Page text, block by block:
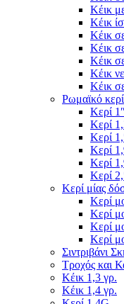
Κέικ
Κέικ
Κέικ
Κέικ
Κέικ
Κέικ
Κέικ
Ρωμαϊκό κερί
Κερί
Κερί
Κερί
Κερί
Κερί
Κερί
Κερί μίας
Κερί
Κερί
Κερί
Κερί
Σιντριβάνι
Τροχός και
Κέικ 1,3 γρ.
Κέικ 1,4 γρ.